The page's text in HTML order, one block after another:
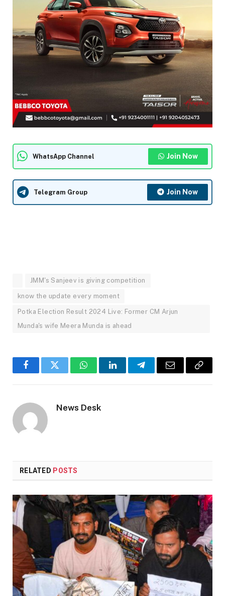
WhatsApp Channel Join Now
Telegram Group Join Now
JMM's Sanjeev is giving competition
know the update every moment
Potka Election Result 2024 Live: Former CM Arjun
Munda's wife Meera Munda is ahead
FacebookTwitter WhatsAppLinkedInTelegramEmail
Copy
News Desk
RELATED POSTS